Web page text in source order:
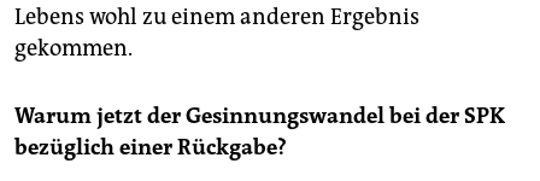
Lebens wohl zu einem anderen Ergebnis
gekommen.
Warum jetzt der Gesinnungswandel bei der SPK
bezüglich einer Rückgabe?